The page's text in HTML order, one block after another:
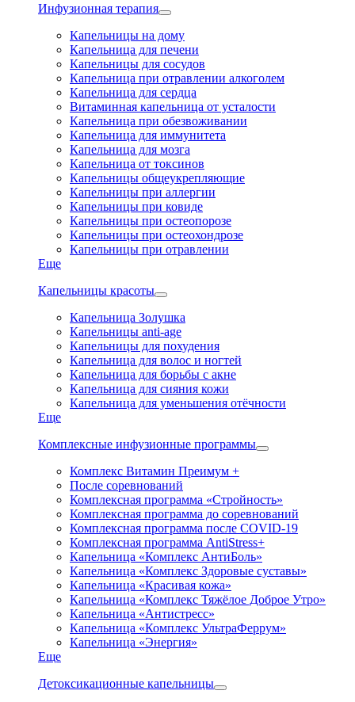
Инфузионная терапия
Капельницы на дому
Капельница для печени
Капельницы для сосудов
Капельница при отравлении алкоголем
Капельница для сердца
Витаминная капельница от усталости
Капельница при обезвоживании
Капельница для иммунитета
Капельница для мозга
Капельница от токсинов
Капельницы общеукрепляющие
Капельницы при аллергии
Капельницы при ковиде
Капельницы при остеопорозе
Капельницы при остеохондрозе
Капельницы при отравлении
Еще
Капельницы красоты
Капельница Золушка
Капельницы anti-age
Капельницы для похудения
Капельница для волос и ногтей
Капельница для борьбы с акне
Капельница для сияния кожи
Капельница для уменьшения отёчности
Еще
Комплексные инфузионные программы
Комплекс Витамин Преимум +
После соревнований
Комплексная программа «Стройность»
Комплексная программа до соревнований
Комплексная программа после COVID-19
Комплексная программа AntiStress+
Капельница «Комплекс АнтиБоль»
Капельница «Комплекс Здоровые суставы»
Капельница «Красивая кожа»
Капельница «Комплекс Тяжёлое Доброе Утро»
Капельница «Антистресс»
Капельница «Комплекс УльтраФеррум»
Капельница «Энергия»
Еще
Детоксикационные капельницы